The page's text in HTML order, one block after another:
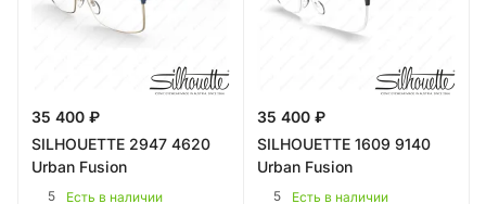
35 400 ₽
SILHOUETTE 2947 4620
Urban Fusion
5 Есть в наличии
35 400 ₽
SILHOUETTE 1609 9140
Urban Fusion
5 Есть в наличии